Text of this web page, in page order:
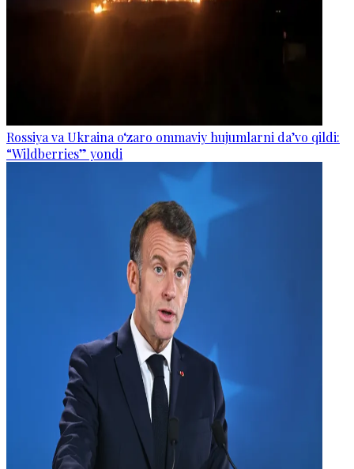
Rossiya va Ukraina o‘zaro ommaviy hujumlarni da’vo qildi:
“Wildberries” yondi